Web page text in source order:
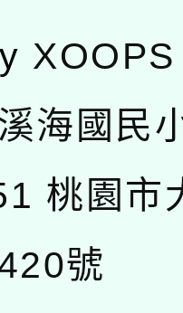
XOOPS
海國民
桃園市
號